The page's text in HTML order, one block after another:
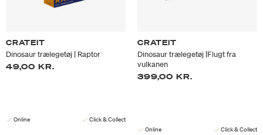
CRATEIT
Dinosaur trælegetøj | Raptor
49,00 KR.
Online Click & Collect
CRATEIT
Dinosaur trælegetøj |Flugt fra
vulkanen
399,00 KR.
Online Click & Collect